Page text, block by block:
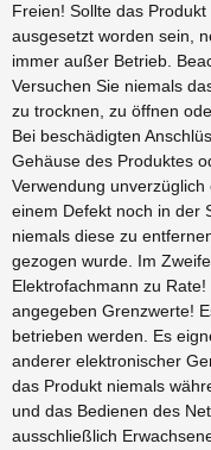
Freien! Sollte das
ausgesetzt worden sein,
immer außer Betrieb.
Versuchen Sie niemals
zu trocknen, zu öffnen
Bei beschädigten
Gehäuse des Produktes
Verwendung
einem Defekt noch in der
niemals diese zu
gezogen wurde. Im
Elektrofachmann zu
angegeben Grenzwerte!
betrieben werden. Es
anderer elektronischer
das Produkt niemals
und das Bedienen des
ausschließlich